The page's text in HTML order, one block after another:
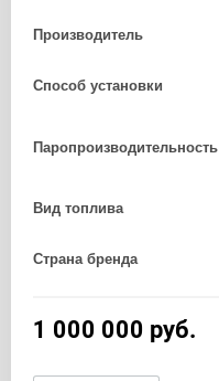
Производитель
Способ установки
Паропроизводительность
Вид топлива
Страна бренда
1 000 000 руб.